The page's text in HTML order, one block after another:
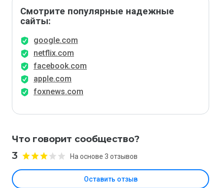
Смотрите популярные надежные
сайты:
google.com
netflix.com
facebook.com
apple.com
foxnews.com
Что говорит сообщество?
3 На основе 3 отзывов
Оставить отзыв